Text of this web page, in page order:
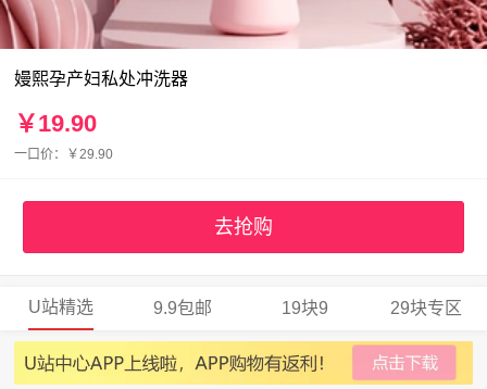
嫚熙孕产妇私处冲洗器
￥19.90
一口价：￥29.90
去抢购
U站精选 9.9包邮 19块9 29块专区